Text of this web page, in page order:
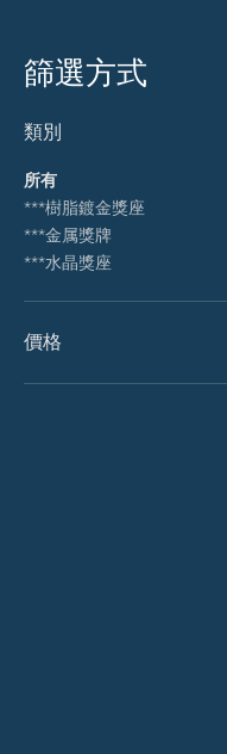
篩選方式
類別
所有
***樹脂鍍金獎座
***金属獎牌
***水晶獎座
價格